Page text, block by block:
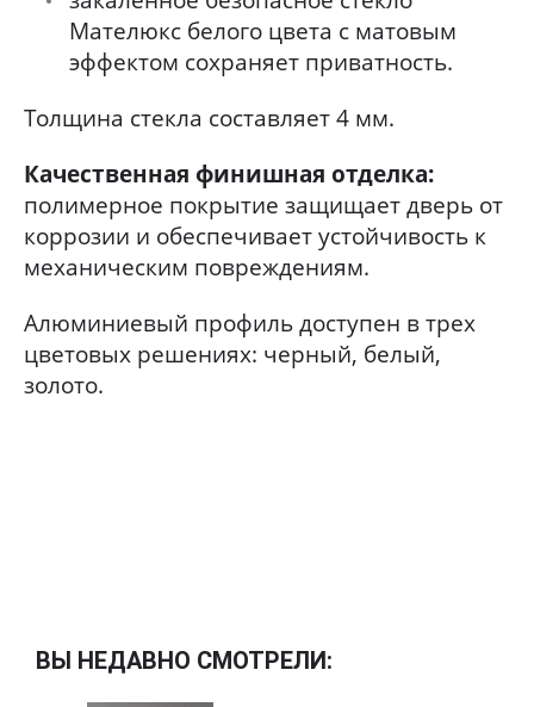
Мателюкс белого цвета с матовым
эффектом сохраняет приватность.
Толщина стекла составляет 4 мм.
Качественная финишная отделка:
полимерное покрытие защищает дверь от
коррозии и обеспечивает устойчивость к
механическим повреждениям.
Алюминиевый профиль доступен в трех
цветовых решениях: черный, белый,
золото.
ВЫ НЕДАВНО СМОТРЕЛИ: